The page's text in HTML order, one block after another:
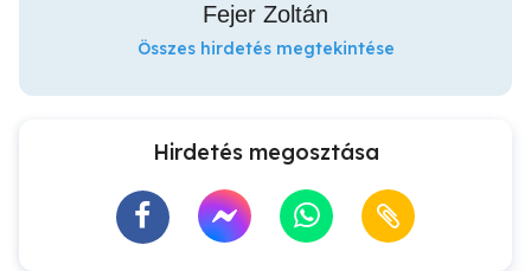
Fejer Zoltán
Összes hirdetés megtekintése
Hirdetés megosztása